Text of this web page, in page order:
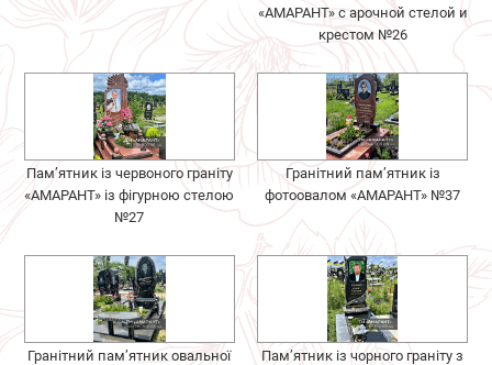
«АМАРАНТ» с арочной стелой и
крестом №26
Пам’ятник із червоного граніту
«АМАРАНТ» із фігурною стелою
№27
Гранітний пам’ятник із
фотоовалом «АМАРАНТ» №37
Гранітний пам’ятник овальної
Пам’ятник із чорного граніту з